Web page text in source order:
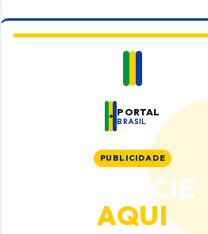
PORTAL
BRASIL
PUBLICIDADE
ANUNCIE
AQUI